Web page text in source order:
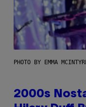
PHOTO BY EMMA
2000s